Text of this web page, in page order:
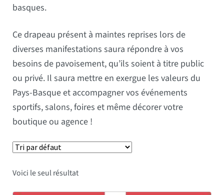
basques.
Ce drapeau présent à maintes reprises lors de
diverses manifestations saura répondre à vos
besoins de pavoisement, qu’ils soient à titre public
ou privé. Il saura mettre en exergue les valeurs du
Pays-Basque et accompagner vos événements
sportifs, salons, foires et même décorer votre
boutique ou agence !
Voici le seul résultat